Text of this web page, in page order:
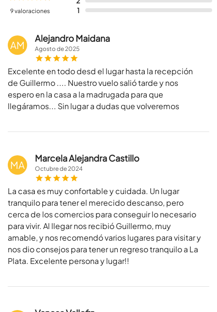
1
9 valoraciones
AM
Alejandro Maidana
Agostode2025
Excelente en todo desd el lugar hasta la recepción
de Guillermo .... Nuestro vuelo salió tarde y nos
espero en la casa a la madrugada para que
llegáramos... Sin lugar a dudas que volveremos
MA
Marcela Alejandra Castillo
Octubrede2024
La casa es muy confortable y cuidada. Un lugar
tranquilo para tener el merecido descanso, pero
cerca de los comercios para conseguir lo necesario
para vivir. Al llegar nos recibió Guillermo, muy
amable, y nos recomendó varios lugares para visitar y
nos dio consejos para tener un regreso tranquilo a La
Plata. Excelente persona y lugar!!